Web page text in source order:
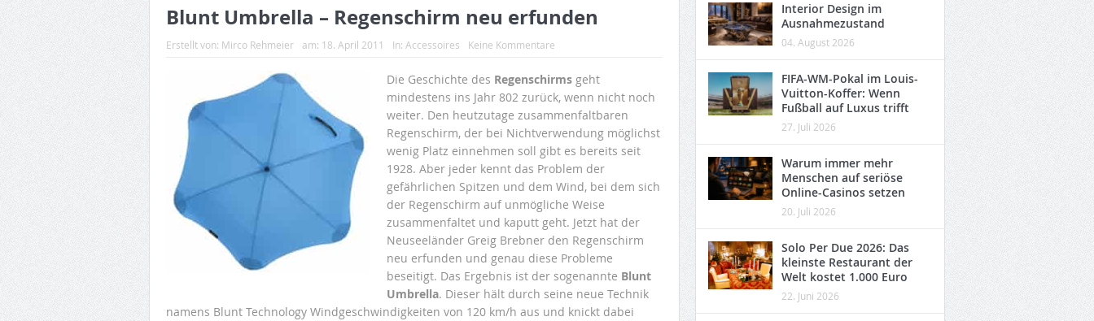
Blunt Umbrella – Regenschirm neu erfunden
Erstellt von: Mirco Rehmeier am: 18. April 2011 In: Accessoires Keine Kommentare
Die Geschichte des Regenschirms geht
mindestens ins Jahr 802 zurück, wenn nicht noch
weiter. Den heutzutage zusammenfaltbaren
Regenschirm, der bei Nichtverwendung möglichst
wenig Platz einnehmen soll gibt es bereits seit
1928. Aber jeder kennt das Problem der
gefährlichen Spitzen und dem Wind, bei dem sich
der Regenschirm auf unmögliche Weise
zusammenfaltet und kaputt geht. Jetzt hat der
Neuseeländer Greig Brebner den Regenschirm
neu erfunden und genau diese Probleme
beseitigt. Das Ergebnis ist der sogenannte Blunt
Umbrella. Dieser hält durch seine neue Technik
namens Blunt Technology Windgeschwindigkeiten von 120 km/h aus und knickt dabei
Interior Design im
Ausnahmezustand
04. August 2026
FIFA-WM-Pokal im Louis-
Vuitton-Koffer: Wenn
Fußball auf Luxus trifft
27. Juli 2026
Warum immer mehr
Menschen auf seriöse
Online-Casinos setzen
20. Juli 2026
Solo Per Due 2026: Das
kleinste Restaurant der
Welt kostet 1.000 Euro
22. Juni 2026